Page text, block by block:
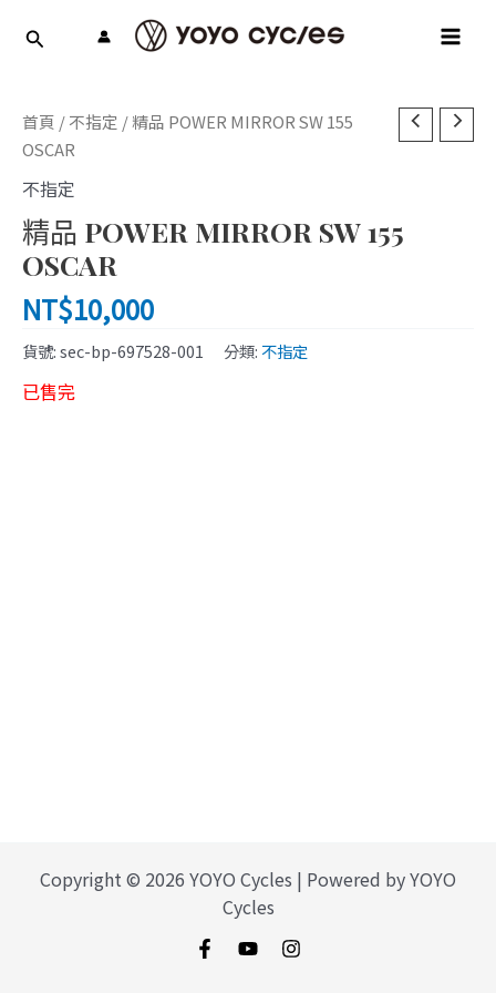
首頁 /不指定 / 精品 POWER MIRROR SW 155
OSCAR
不指定
精品 POWER MIRROR SW 155
OSCAR
NT$10,000
貨號:sec-bp-697528-001 分類:不指定
已售完
Copyright © 2026 YOYO Cycles | Powered by YOYO
Cycles